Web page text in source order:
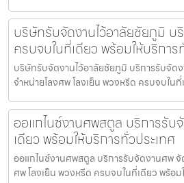
บริษัทรับจัดงานไว้อาลัยชัยภูมิ บ
ครบจบในที่เดียว พร้อมให้บริการ
บริษัทรับจัดงานไว้อาลัยชัยภูมิ บริการรับจั
จำหน่ายโลงศพ โลงเย็น พวงหรีด ครบจบใน
ออแกไนซ์งานศพสตูล บริการรับ
เดียว พร้อมให้บริการทั่วประเทศ
ออแกไนซ์งานศพสตูล บริการรับจัดงานศพ จั
ศพ โลงเย็น พวงหรีด ครบจบในที่เดียว พร้อม